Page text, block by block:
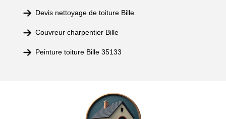
Devis nettoyage de toiture Bille
Couvreur charpentier Bille
Peinture toiture Bille 35133